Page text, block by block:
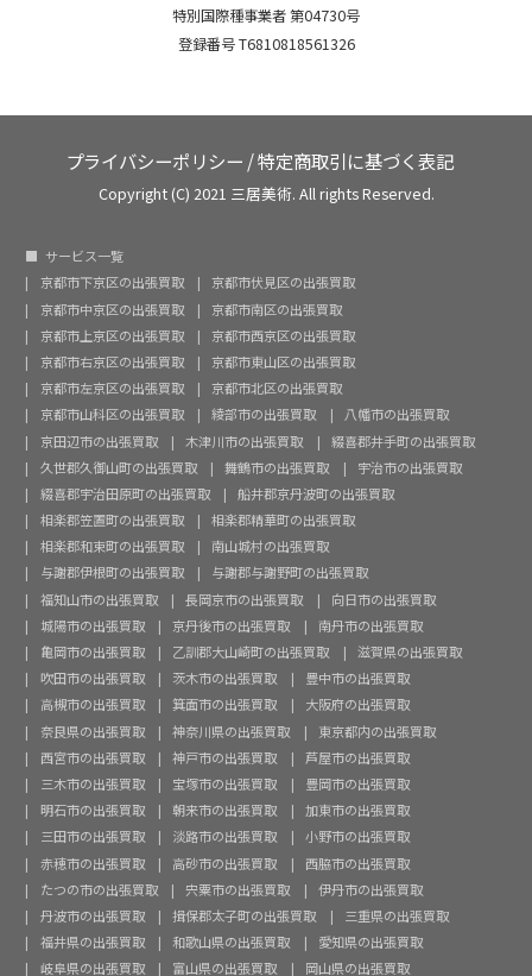
特別国際種事業者 第04730号
登録番号 T6810818561326
プライバシーポリシー /特定商取引に基づく表記
Copyright (C) 2021 三居美術. All rights Reserved.
サービス一覧
京都市下京区の出張買取
京都市伏見区の出張買取
京都市中京区の出張買取
京都市南区の出張買取
京都市上京区の出張買取
京都市西京区の出張買取
京都市右京区の出張買取
京都市東山区の出張買取
京都市左京区の出張買取
京都市北区の出張買取
京都市山科区の出張買取
綾部市の出張買取
八幡市の出張買取
京田辺市の出張買取
木津川市の出張買取
綴喜郡井手町の出張買取
久世郡久御山町の出張買取
舞鶴市の出張買取
宇治市の出張買取
綴喜郡宇治田原町の出張買取
船井郡京丹波町の出張買取
相楽郡笠置町の出張買取
相楽郡精華町の出張買取
相楽郡和束町の出張買取
南山城村の出張買取
与謝郡伊根町の出張買取
与謝郡与謝野町の出張買取
福知山市の出張買取
長岡京市の出張買取
向日市の出張買取
城陽市の出張買取
京丹後市の出張買取
南丹市の出張買取
亀岡市の出張買取
乙訓郡大山崎町の出張買取
滋賀県の出張買取
吹田市の出張買取
茨木市の出張買取
豊中市の出張買取
高槻市の出張買取
箕面市の出張買取
大阪府の出張買取
奈良県の出張買取
神奈川県の出張買取
東京都内の出張買取
西宮市の出張買取
神戸市の出張買取
芦屋市の出張買取
三木市の出張買取
宝塚市の出張買取
豊岡市の出張買取
明石市の出張買取
朝来市の出張買取
加東市の出張買取
三田市の出張買取
淡路市の出張買取
小野市の出張買取
赤穂市の出張買取
高砂市の出張買取
西脇市の出張買取
たつの市の出張買取
宍粟市の出張買取
伊丹市の出張買取
丹波市の出張買取
揖保郡太子町の出張買取
三重県の出張買取
福井県の出張買取
和歌山県の出張買取
愛知県の出張買取
岐阜県の出張買取
富山県の出張買取 岡山県の出張買取